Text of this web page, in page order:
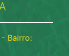
Bairro: